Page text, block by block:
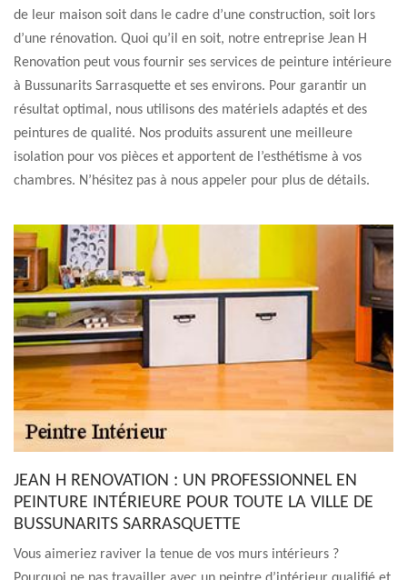
de leur maison soit dans le cadre d’une construction, soit lors
d’une rénovation. Quoi qu’il en soit, notre entreprise Jean H
Renovation peut vous fournir ses services de peinture intérieure
à Bussunarits Sarrasquette et ses environs. Pour garantir un
résultat optimal, nous utilisons des matériels adaptés et des
peintures de qualité. Nos produits assurent une meilleure
isolation pour vos pièces et apportent de l’esthétisme à vos
chambres. N’hésitez pas à nous appeler pour plus de détails.
JEAN H RENOVATION : UN PROFESSIONNEL EN
PEINTURE INTÉRIEURE POUR TOUTE LA VILLE DE
BUSSUNARITS SARRASQUETTE
Vous aimeriez raviver la tenue de vos murs intérieurs ?